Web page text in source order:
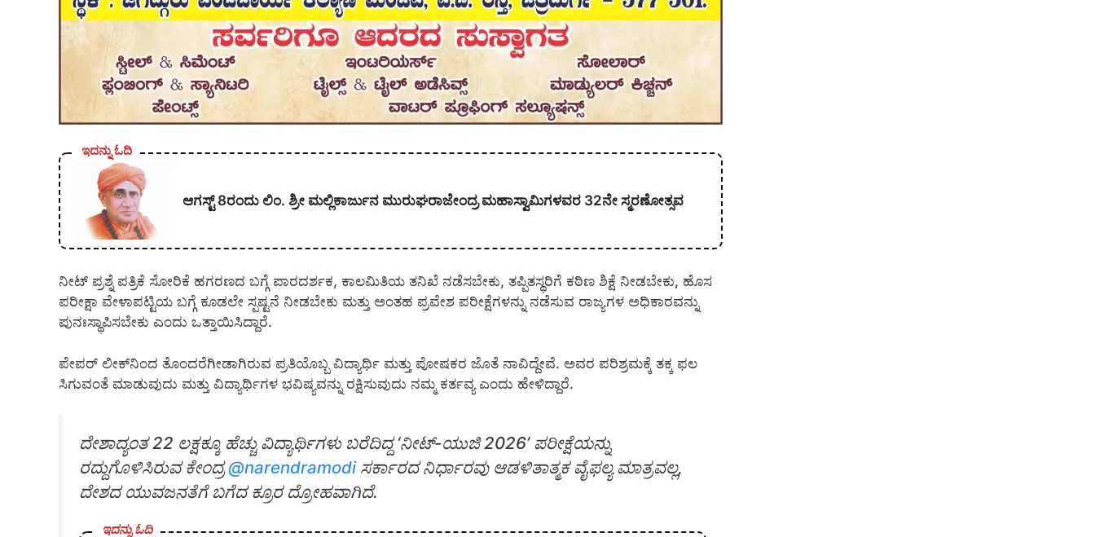
ಇದನ್ನು ಓದಿ
ಆಗಸ್ಟ್ 8ರಂದು ಲಿಂ. ಶ್ರೀ ಮಲ್ಲಿಕಾರ್ಜುನ ಮುರುಘರಾಜೇಂದ್ರ ಮಹಾಸ್ವಾಮಿಗಳವರ 32ನೇ ಸ್ಮರಣೋತ್ಸವ
ನೀಟ್ ಪ್ರಶ್ನೆ ಪತ್ರಿಕೆ ಸೋರಿಕೆ ಹಗರಣದ ಬಗ್ಗೆ ಪಾರದರ್ಶಕ, ಕಾಲಮಿತಿಯ ತನಿಖೆ ನಡೆಸಬೇಕು, ತಪ್ಪಿತಸ್ಥರಿಗೆ ಕಠಿಣ ಶಿಕ್ಷೆ ನೀಡಬೇಕು, ಹೊಸ
ಪರೀಕ್ಷಾ ವೇಳಾಪಟ್ಟಿಯ ಬಗ್ಗೆ ಕೂಡಲೇ ಸ್ಪಷ್ಟನೆ ನೀಡಬೇಕು ಮತ್ತು ಅಂತಹ ಪ್ರವೇಶ ಪರೀಕ್ಷೆಗಳನ್ನು ನಡೆಸುವ ರಾಜ್ಯಗಳ ಅಧಿಕಾರವನ್ನು
ಪುನಃಸ್ಥಾಪಿಸಬೇಕು ಎಂದು ಒತ್ತಾಯಿಸಿದ್ದಾರೆ.
ಪೇಪರ್ ಲೀಕ್‌ನಿಂದ ತೊಂದರೆಗೀಡಾಗಿರುವ ಪ್ರತಿಯೊಬ್ಬ ವಿದ್ಯಾರ್ಥಿ ಮತ್ತು ಪೋಷಕರ ಜೊತೆ ನಾವಿದ್ದೇವೆ. ಅವರ ಪರಿಶ್ರಮಕ್ಕೆ ತಕ್ಕ ಫಲ
ಸಿಗುವಂತೆ ಮಾಡುವುದು ಮತ್ತು ವಿದ್ಯಾರ್ಥಿಗಳ ಭವಿಷ್ಯವನ್ನು ರಕ್ಷಿಸುವುದು ನಮ್ಮ ಕರ್ತವ್ಯ ಎಂದು ಹೇಳಿದ್ದಾರೆ.
ದೇಶಾದ್ಯಂತ 22 ಲಕ್ಷಕ್ಕೂ ಹೆಚ್ಚು ವಿದ್ಯಾರ್ಥಿಗಳು ಬರೆದಿದ್ದ ‘ನೀಟ್-ಯುಜಿ 2026’ ಪರೀಕ್ಷೆಯನ್ನು
ರದ್ದುಗೊಳಿಸಿರುವ ಕೇಂದ್ರ@narendramodiಸರ್ಕಾರದ ನಿರ್ಧಾರವು ಆಡಳಿತಾತ್ಮಕ ವೈಫಲ್ಯ ಮಾತ್ರವಲ್ಲ,
ದೇಶದ ಯುವಜನತೆಗೆ ಬಗೆದ ಕ್ರೂರ ದ್ರೋಹವಾಗಿದೆ.
ಇದನ್ನು ಓದಿ